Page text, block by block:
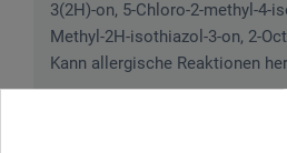
3(2H)-on, 5-Chloro-2-methyl-4-
Methyl-2H-isothiazol-3-on, 2-
Kann allergische Reaktionen